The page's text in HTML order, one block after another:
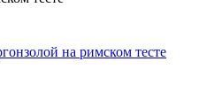
на римском тесте